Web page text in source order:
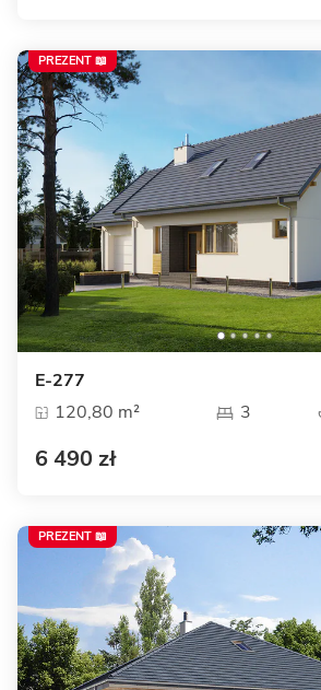
E-277
120,80 m²
3
6 490 zł
PREZENT 📖
PREZENT 📖